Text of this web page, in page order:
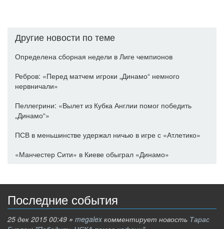
Другие новости по теме
Определена сборная недели в Лиге чемпионов
Ребров: «Перед матчем игроки „Динамо“ немного
нервничали»
Пеллегрини: «Вылет из Кубка Англии помог победить
„Динамо“»
ПСВ в меньшинстве удержал ничью в игре с «Атлетико»
«Манчестер Сити» в Киеве обыграл «Динамо»
Последние события
25 дек 2015 00:49 » megalex комментирует новость Тарас